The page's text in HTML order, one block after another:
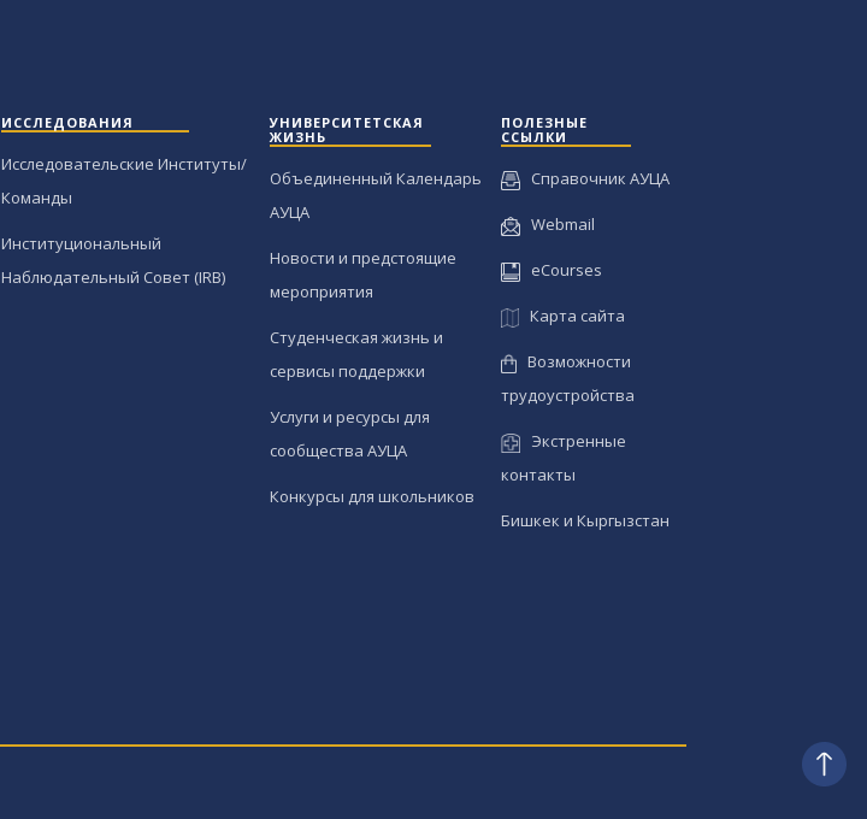
ИССЛЕДОВАНИЯ
Исследовательские Институты/
Команды
Институциональный
Наблюдательный Совет (IRB)
УНИВЕРСИТЕТСКАЯ
ЖИЗНЬ
Объединенный Календарь
АУЦА
Новости и предстоящие
мероприятия
Студенческая жизнь и
сервисы поддержки
Услуги и ресурсы для
сообщества АУЦА
Конкурсы для школьников
ПОЛЕЗНЫЕ
ССЫЛКИ
Справочник АУЦА
Webmail
eCourses
Карта сайта
Возможности
трудоустройства
Экстренные
контакты
Бишкек и Кыргызстан